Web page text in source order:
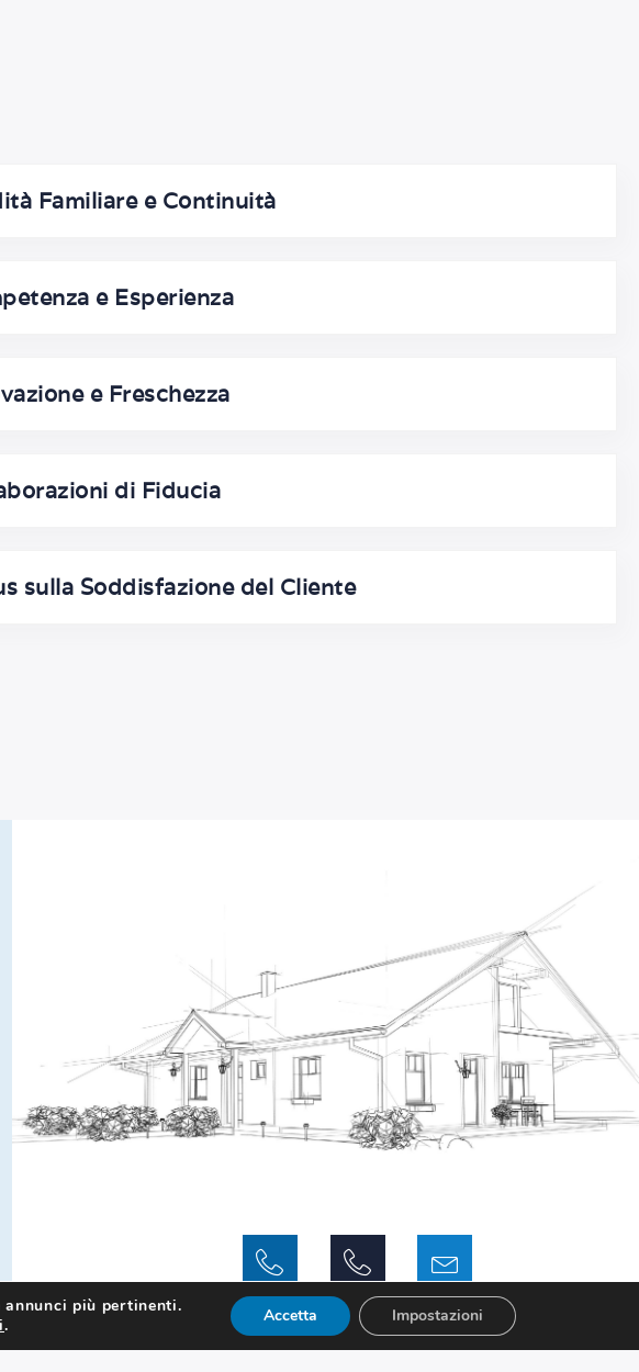
Familiare e Continuità
e Esperienza
e Freschezza
di Fiducia
sulla Soddisfazione del Cliente
annunci più pertinenti.
. Accetta Impostazioni